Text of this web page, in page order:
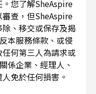
您了解SheAspire
查，但SheAspire
、移交或保存及揭
本服務條款、或侵
何第三人為請求或
係企業、經理人、
免於任何損害。